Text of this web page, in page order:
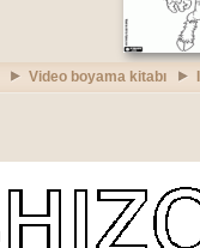
Video boyama kitabı